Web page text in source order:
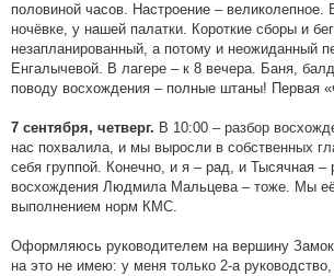
половиной часов. Настроение –
ночёвке, у нашей палатки. Короткие сборы и
незапланированный, а потому и неожиданный
Енгалычевой. В лагере – к 8 вечера. Баня,
поводу восхождения – полные штаны! Первая
7 сентября, четверг. В 10:00 – разбор
нас похвалила, и мы выросли в собственных
себя группой. Конечно, и я – рад, и Тысячная –
восхождения Людмила Мальцева – тоже. Мы
выполнением норм КМС.
Оформляюсь руководителем на вершину Замок
на это не имею: у меня только 2-а